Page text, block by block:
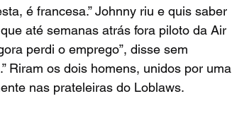
é francesa.” Johnny riu e quis saber
até semanas atrás fora piloto da Air
perdi o emprego”, disse sem
Riram os dois homens, unidos por uma
nas prateleiras do Loblaws.